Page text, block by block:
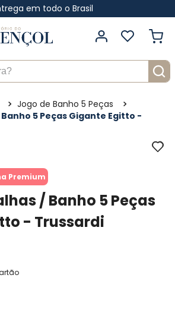
em todo o Brasil
Jogo de Banho 5 Peças
5 Peças Gigante Egitto -
Premium
/ Banho 5 Peças
- Trussardi